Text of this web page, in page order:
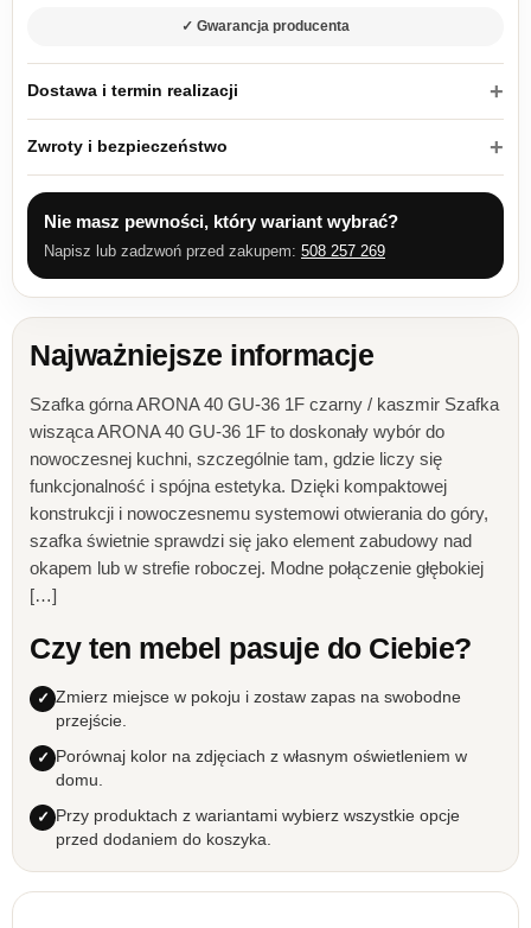
✓ Gwarancja producenta
Dostawa i termin realizacji
Zwroty i bezpieczeństwo
Nie masz pewności, który wariant wybrać?
Napisz lub zadzwoń przed zakupem: 508 257 269
Najważniejsze informacje
Szafka górna ARONA 40 GU-36 1F czarny / kaszmir Szafka
wisząca ARONA 40 GU-36 1F to doskonały wybór do
nowoczesnej kuchni, szczególnie tam, gdzie liczy się
funkcjonalność i spójna estetyka. Dzięki kompaktowej
konstrukcji i nowoczesnemu systemowi otwierania do góry,
szafka świetnie sprawdzi się jako element zabudowy nad
okapem lub w strefie roboczej. Modne połączenie głębokiej
[…]
Czy ten mebel pasuje do Ciebie?
Zmierz miejsce w pokoju i zostaw zapas na swobodne
przejście.
Porównaj kolor na zdjęciach z własnym oświetleniem w
domu.
Przy produktach z wariantami wybierz wszystkie opcje
przed dodaniem do koszyka.